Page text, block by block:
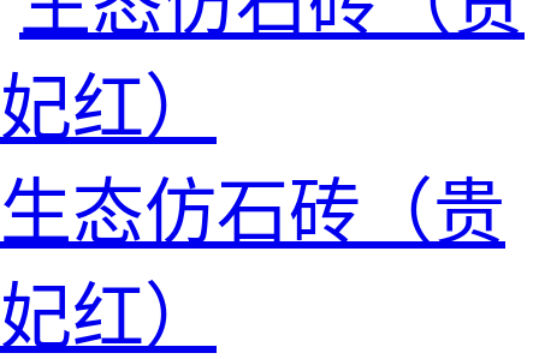
生态仿石砖（贵
妃红）